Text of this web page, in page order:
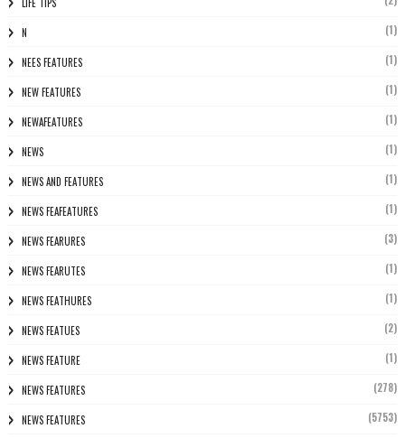
N (1)
NEES FEATURES (1)
NEW FEATURES (1)
NEWAFEATURES (1)
NEWS (1)
NEWS AND FEATURES (1)
NEWS FEAFEATURES (1)
NEWS FEARURES (3)
NEWS FEARUTES (1)
NEWS FEATHURES (1)
NEWS FEATUES (2)
NEWS FEATURE (1)
NEWS FEATURES (278)
NEWS FEATURES (5753)